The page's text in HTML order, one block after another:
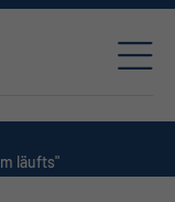
läufts"